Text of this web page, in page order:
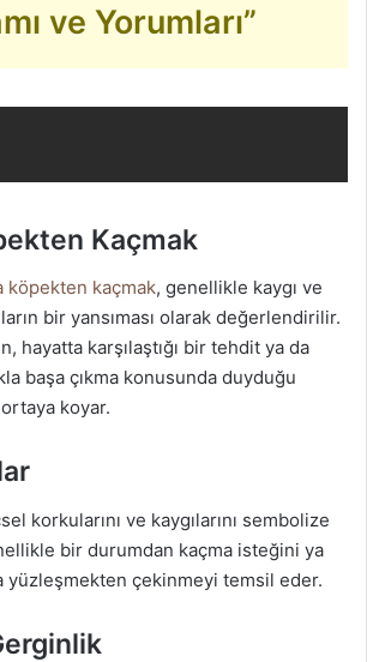
ve Yorumları”
Kaçmak
köpekten kaçmak, genellikle kaygı ve
bir yansıması olarak değerlendirilir.
hayatta karşılaştığı bir tehdit ya da
başa çıkma konusunda duyduğu
koyar.
korkularını ve kaygılarını sembolize
bir durumdan kaçma isteğini ya
yüzleşmekten çekinmeyi temsil eder.